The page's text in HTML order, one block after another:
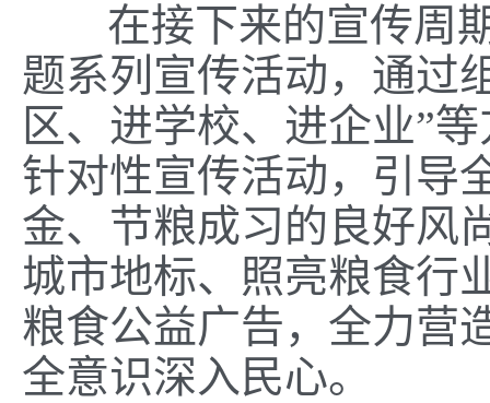
在接下来的宣传周
题系列宣传活动，通过
区、进学校、进企业”
针对性宣传活动，引导
金、节粮成习的良好风
城市地标、照亮粮食行
粮食公益广告，全力营
全意识深入民心。